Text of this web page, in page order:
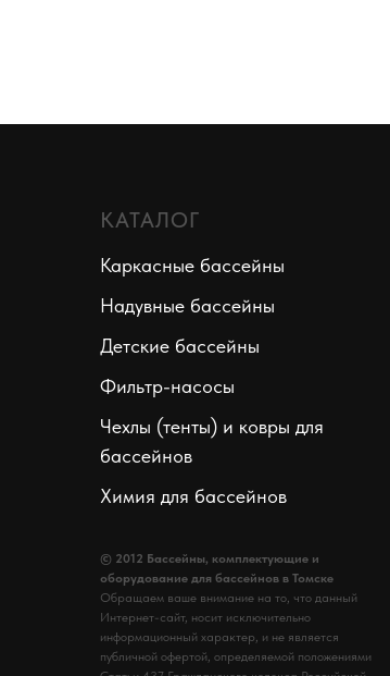
КАТАЛОГ
Каркасные бассейны
Надувные бассейны
Детские бассейны
Фильтр-насосы
Чехлы (тенты) и ковры для
бассейнов
Химия для бассейнов
© 2012 Бассейны, комплектующие и
оборудование для бассейнов в Томске
Обращаем ваше внимание на то, что данный
Интернет-сайт, носит исключительно
информационный характер, и не является
публичной офертой, определяемой положениями